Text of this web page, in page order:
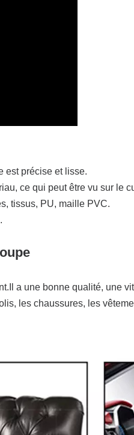
est précise et lisse.
ce qui peut être vu sur le
tissus, PU, ​​maille PVC.
a une bonne qualité, une
les chaussures, les